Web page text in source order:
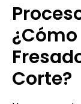
Corte?